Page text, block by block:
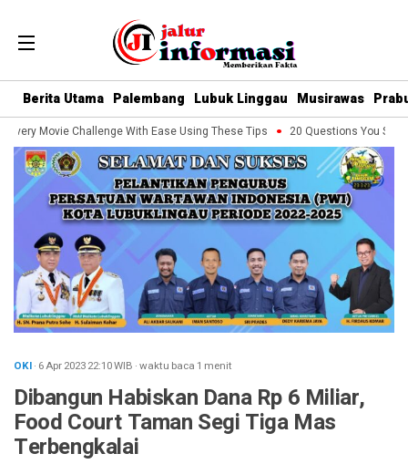
Berita Utama Palembang Lubuk Linggau Musirawas
Movie Challenge With Ease Using These Tips 20 Questions You
OKI· 6 Apr 202322:10WIB ·waktu baca 1 menit
Dibangun Habiskan Dana Rp 6 Miliar,
Food Court Taman Segi Tiga Mas
Terbengkalai